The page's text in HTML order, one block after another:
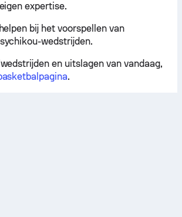
expertise.
bij het voorspellen van
wedstrijden.
en uitslagen van vandaag,
.